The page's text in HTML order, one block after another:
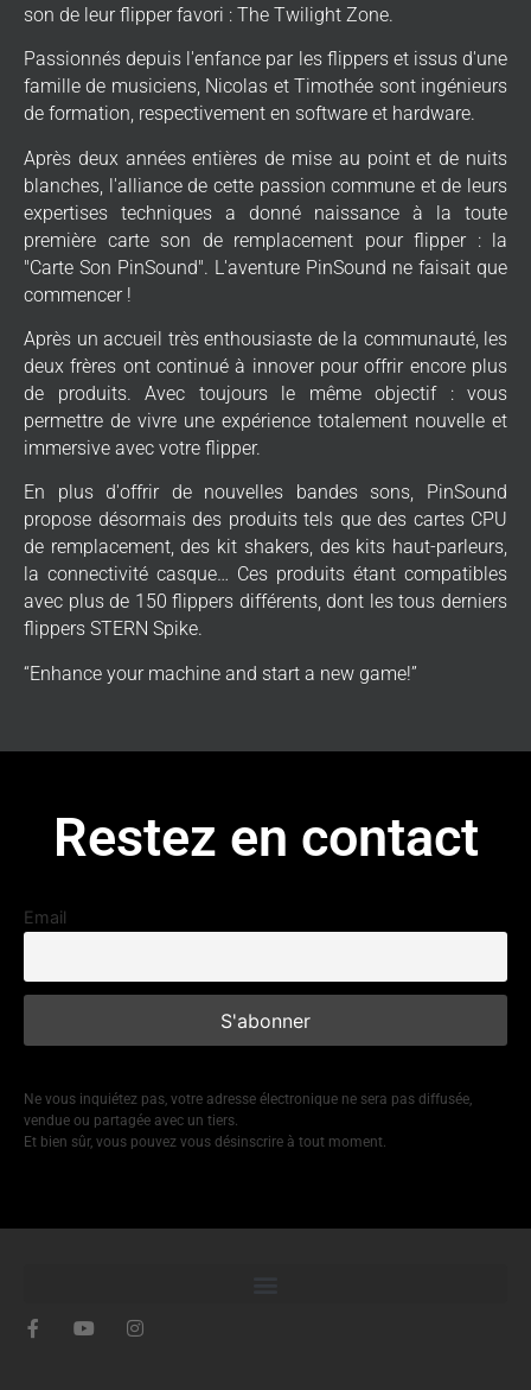
son de leur flipper favori : The Twilight Zone.
Passionnés depuis l'enfance par les flippers et issus d'une
famille de musiciens, Nicolas et Timothée sont ingénieurs
de formation, respectivement en software et hardware.
Après deux années entières de mise au point et de nuits
blanches, l'alliance de cette passion commune et de leurs
expertises techniques a donné naissance à la toute
première carte son de remplacement pour flipper : la
"Carte Son PinSound". L'aventure PinSound ne faisait que
commencer !
Après un accueil très enthousiaste de la communauté, les
deux frères ont continué à innover pour offrir encore plus
de produits. Avec toujours le même objectif : vous
permettre de vivre une expérience totalement nouvelle et
immersive avec votre flipper.
En plus d'offrir de nouvelles bandes sons, PinSound
propose désormais des produits tels que des cartes CPU
de remplacement, des kit shakers, des kits haut-parleurs,
la connectivité casque… Ces produits étant compatibles
avec plus de 150 flippers différents, dont les tous derniers
flippers STERN Spike.
“Enhance your machine and start a new game!”
Restez en contact
Email
Ne vous inquiétez pas, votre adresse électronique ne sera pas diffusée,
vendue ou partagée avec un tiers.
Et bien sûr, vous pouvez vous désinscrire à tout moment.